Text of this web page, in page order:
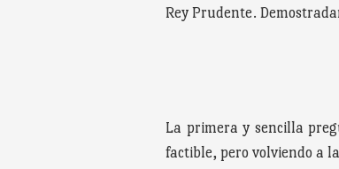
Rey Prudente.
La primera y sencilla
factible, pero volviendo a